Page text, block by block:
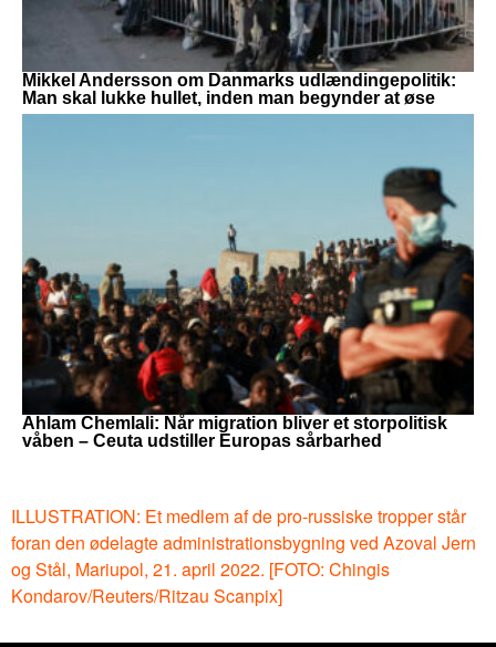
Mikkel Andersson om Danmarks udlændingepolitik:
Man skal lukke hullet, inden man begynder at øse
Ahlam Chemlali: Når migration bliver et storpolitisk
våben – Ceuta udstiller Europas sårbarhed
ILLUSTRATION: Et medlem af de pro-russiske tropper står
foran den ødelagte administrationsbygning ved Azoval Jern
og Stål, Mariupol, 21. april 2022. [FOTO: Chingis
Kondarov/Reuters/Ritzau Scanpix]